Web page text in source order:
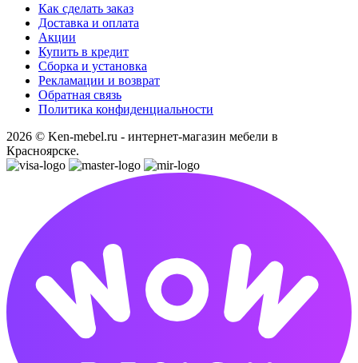
Как сделать заказ
Доставка и оплата
Акции
Купить в кредит
Сборка и установка
Рекламации и возврат
Обратная связь
Политика конфиденциальности
2026 © Ken-mebel.ru - интернет-магазин мебели в
Красноярске.